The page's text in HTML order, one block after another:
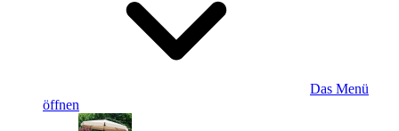
Das Menü
öffnen